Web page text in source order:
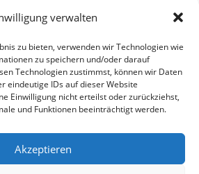
verwalten
zu bieten, verwenden wir Technologien wie
zu speichern und/oder darauf
Technologien zustimmst, können wir Daten
eindeutige IDs auf dieser Website
Einwilligung nicht erteilst oder zurückziehst,
und Funktionen beeinträchtigt werden.
Akzeptieren
vorbehalten - Sarah Kailer